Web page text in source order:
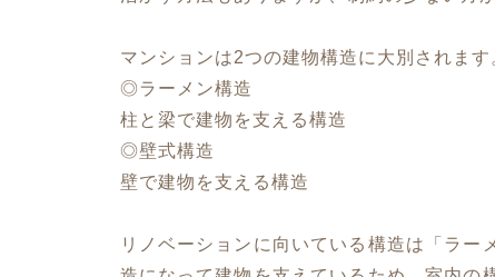
マンションは2つの建物構造に大別されます
◎ラーメン構造
柱と梁で建物を支える構造
◎壁式構造
壁で建物を支える構造
リノベーションに向いている構造は「ラー